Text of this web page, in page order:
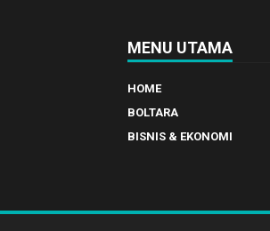
MENU UTAMA
HOME
BOLTARA
BISNIS & EKONOMI